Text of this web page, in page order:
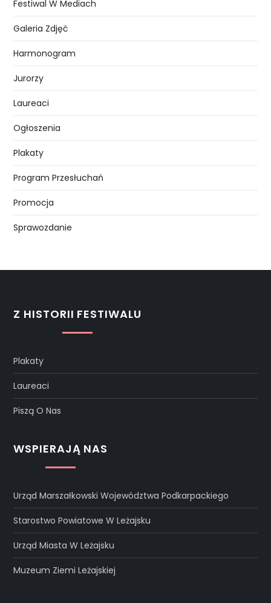
Festiwal W Mediach
Galeria Zdjęć
Harmonogram
Jurorzy
Laureaci
Ogłoszenia
Plakaty
Program Przesłuchań
Promocja
Sprawozdanie
Z HISTORII FESTIWALU
Plakaty
Laureaci
Piszą O Nas
WSPIERAJĄ NAS
Urząd Marszałkowski Województwa Podkarpackiego
Starostwo Powiatowe W Leżajsku
Urząd Miasta W Leżajsku
Muzeum Ziemi Leżajskiej